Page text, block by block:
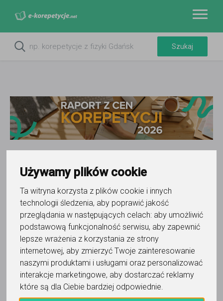
Używamy plików cookie
Ta witryna korzysta z plików cookie i innych
technologii śledzenia, aby poprawić jakość
przeglądania w następujących celach: aby umożliwić
podstawową funkcjonalność serwisu, aby zapewnić
lepsze wrażenia z korzystania ze strony
internetowej, aby zmierzyć Twoje zainteresowanie
naszymi produktami i usługami oraz personalizować
interakcje marketingowe, aby dostarczać reklamy
które są dla Ciebie bardziej odpowiednie.
Jak założyć szkołę językową
krok po kroku?
Administracja serwisu
25 października 2018- 7 min czytania
Znajomość języków obcych stała się obecnie nie tyle
dodatkową kwalifikacją, która podnosi wartość kandydata
na rynku pracy, a niemal obowiązkiem. To oczywiście nie
jedyny powód, dla którego uczą się ich i dzieci, i dorośli.
Podróże, możliwość poznawania świata, hobby… można